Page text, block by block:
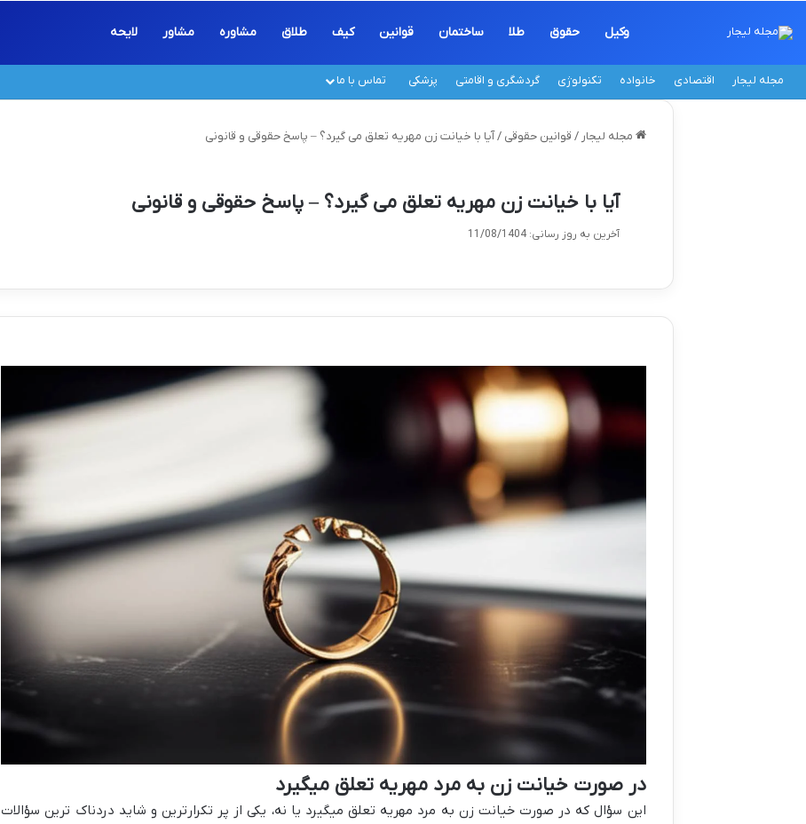
وکیل حقوق طلا ساختمان قوانین کیف طلاق مشاوره مشاور لایحه
مجله لیجار اقتصادی خانواده تکنولوژی گردشگری و اقامتی پزشکی تماس با ما
مجله لیجار / قوانین حقوقی / آیا با خیانت زن مهریه تعلق می گیرد؟ – پاسخ حقوقی و قانونی
آیا با خیانت زن مهریه تعلق می گیرد؟ – پاسخ حقوقی و قانونی
آخرین به روز رسانی: 11/08/1404
در صورت خیانت زن به مرد مهریه تعلق میگیرد
این سؤال که در صورت خیانت زن به مرد مهریه تعلق میگیرد یا نه، یکی از پر تکرارترین و شاید دردناک ترین سؤالات